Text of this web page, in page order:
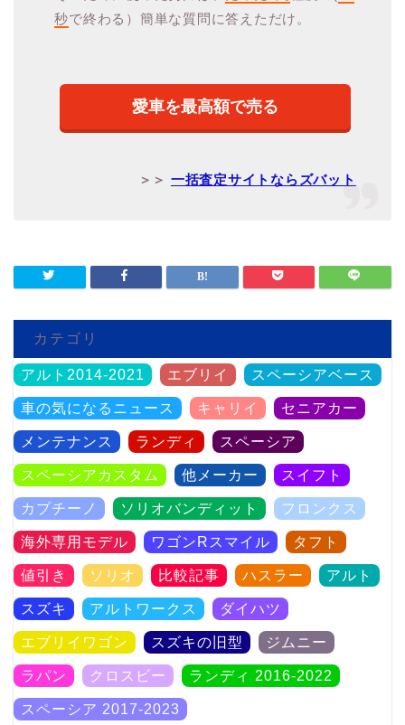
秒で終わる）簡単な質問に答えただけ。
愛車を最高額で売る
＞＞ 一括査定サイトならズバット
カテゴリ
アルト2014-2021 エブリイ スペーシアベース
車の気になるニュース キャリイ セニアカー
メンテナンス ランディ スペーシア
スペーシアカスタム 他メーカー スイフト
カプチーノ ソリオバンディット フロンクス
海外専用モデル ワゴンRスマイル タフト
値引き ソリオ 比較記事 ハスラー アルト
スズキ アルトワークス ダイハツ
エブリイワゴン スズキの旧型 ジムニー
ラパン クロスビー ランディ 2016-2022
スペーシア 2017-2023